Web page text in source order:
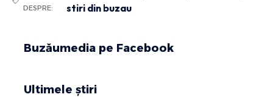
DESPRE:
stiri din buzau
Buzăumedia pe Facebook
Ultimele știri